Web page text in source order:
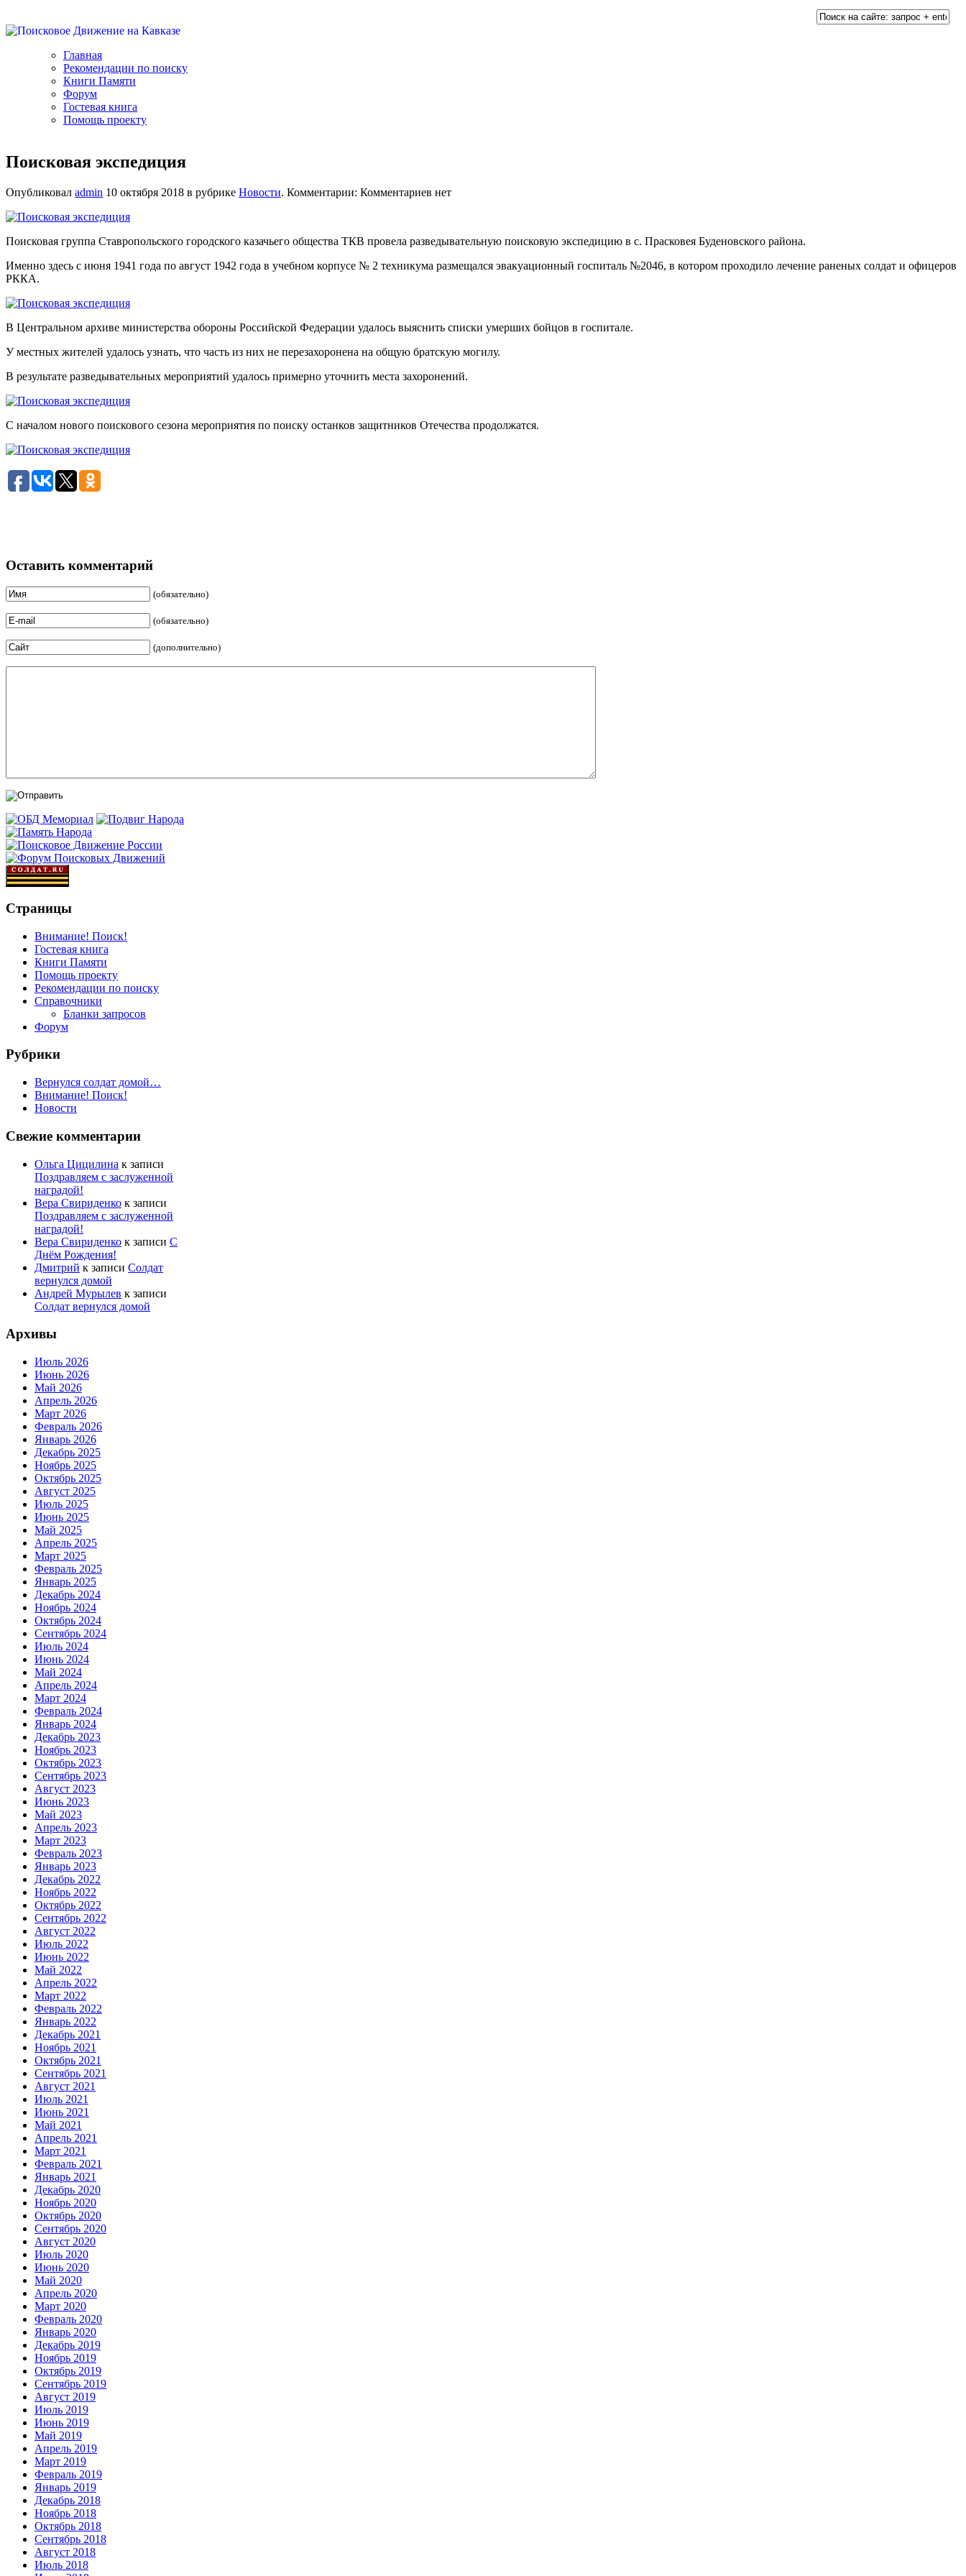
Главная
Рекомендации по поиску
Книги Памяти
Форум
Гостевая книга
Помощь проекту
Поисковая экспедиция
Опубликовал admin 10 октября 2018 в рубрике Новости. Комментарии: Комментариев нет
Поисковая группа Ставропольского городского казачьего общества ТКВ провела разведывательную поисковую экспедицию в с. Прасковея Буденовского района.
Именно здесь с июня 1941 года по август 1942 года в учебном корпусе № 2 техникума размещался эвакуационный госпиталь №2046, в котором проходило лечение раненых солдат и офицеров
РККА.
В Центральном архиве министерства обороны Российской Федерации удалось выяснить списки умерших бойцов в госпитале.
У местных жителей удалось узнать, что часть из них не перезахоронена на общую братскую могилу.
В результате разведывательных мероприятий удалось примерно уточнить места захоронений.
С началом нового поискового сезона мероприятия по поиску останков защитников Отечества продолжатся.
Оставить комментарий
(обязательно)
(обязательно)
(дополнительно)
Страницы
Внимание! Поиск!
Гостевая книга
Книги Памяти
Помощь проекту
Рекомендации по поиску
Справочники
Бланки запросов
Форум
Рубрики
Вернулся солдат домой…
Внимание! Поиск!
Новости
Свежие комментарии
Ольга Цицилина к записи
Поздравляем с заслуженной
наградой!
Вера Свириденко к записи
Поздравляем с заслуженной
наградой!
Вера Свириденко к записи С
Днём Рождения!
Дмитрий к записи Солдат
вернулся домой
Андрей Мурылев к записи
Солдат вернулся домой
Архивы
Июль 2026
Июнь 2026
Май 2026
Апрель 2026
Март 2026
Февраль 2026
Январь 2026
Декабрь 2025
Ноябрь 2025
Октябрь 2025
Август 2025
Июль 2025
Июнь 2025
Май 2025
Апрель 2025
Март 2025
Февраль 2025
Январь 2025
Декабрь 2024
Ноябрь 2024
Октябрь 2024
Сентябрь 2024
Июль 2024
Июнь 2024
Май 2024
Апрель 2024
Март 2024
Февраль 2024
Январь 2024
Декабрь 2023
Ноябрь 2023
Октябрь 2023
Сентябрь 2023
Август 2023
Июнь 2023
Май 2023
Апрель 2023
Март 2023
Февраль 2023
Январь 2023
Декабрь 2022
Ноябрь 2022
Октябрь 2022
Сентябрь 2022
Август 2022
Июль 2022
Июнь 2022
Май 2022
Апрель 2022
Март 2022
Февраль 2022
Январь 2022
Декабрь 2021
Ноябрь 2021
Октябрь 2021
Сентябрь 2021
Август 2021
Июль 2021
Июнь 2021
Май 2021
Апрель 2021
Март 2021
Февраль 2021
Январь 2021
Декабрь 2020
Ноябрь 2020
Октябрь 2020
Сентябрь 2020
Август 2020
Июль 2020
Июнь 2020
Май 2020
Апрель 2020
Март 2020
Февраль 2020
Январь 2020
Декабрь 2019
Ноябрь 2019
Октябрь 2019
Сентябрь 2019
Август 2019
Июль 2019
Июнь 2019
Май 2019
Апрель 2019
Март 2019
Февраль 2019
Январь 2019
Декабрь 2018
Ноябрь 2018
Октябрь 2018
Сентябрь 2018
Август 2018
Июль 2018